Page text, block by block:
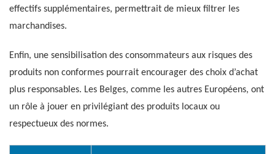
effectifs supplémentaires, permettrait de mieux filtrer les
marchandises.
Enfin, une sensibilisation des consommateurs aux risques des
produits non conformes pourrait encourager des choix d’achat
plus responsables. Les Belges, comme les autres Européens, ont
un rôle à jouer en privilégiant des produits locaux ou
respectueux des normes.